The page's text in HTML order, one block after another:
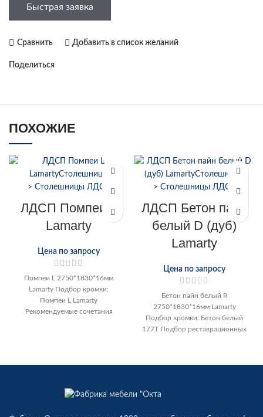
Быстрая заявка
Сравнить Добавить в список желаний
Поделиться
ПОХОЖИЕ
ЛДСП Помпеи L
Lamarty
Цена по запросу
Помпеи L 2750*1830*16мм
Lamarty Подбор кромки:
Помпеи L Lamarty
Рекомендуемые сочетания
ЛДСП Бетон пайн
белый D (дуб)
Lamarty
Цена по запросу
Бетон пайн белый R
2750*1830*16мм Lamarty
Подбор кромки: Бетон белый
177Т Подбор реставрационных